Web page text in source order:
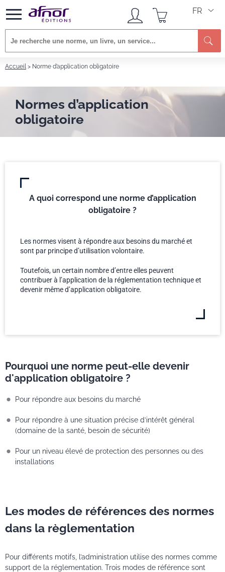
FR
Accueil Norme d’application obligatoire
Normes d’application
obligatoire
A quoi correspond une norme d’application
obligatoire ?
Les normes visent à répondre aux besoins du marché et
sont par principe d’utilisation volontaire.
Toutefois, un certain nombre d’entre elles peuvent
contribuer à l’application de la réglementation technique et
devenir même d’application obligatoire.
Pourquoi une norme peut-elle devenir
d'application obligatoire ?
Pour répondre aux besoins du marché
Pour répondre à une situation précise d’intérêt général
(domaine de la santé, besoin de sécurité)
Pour un niveau élevé de protection des personnes ou des
installations
Les modes de références des normes
dans la règlementation
Pour différents motifs, l’administration utilise des normes comme
support de la réglementation. Trois modes de référence sont